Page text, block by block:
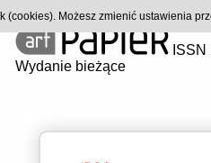
Wydanie bieżące
(cookies). Możesz zmienić ustawienia